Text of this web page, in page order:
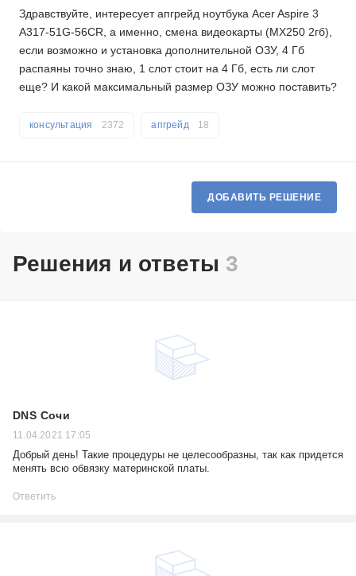
Здравствуйте, интересует апгрейд ноутбука Acer Aspire 3
A317-51G-56CR, а именно, смена видеокарты (МХ250 2гб),
если возможно и установка дополнительной ОЗУ, 4 Гб
распаяны точно знаю, 1 слот стоит на 4 Гб, есть ли слот
еще? И какой максимальный размер ОЗУ можно поставить?
апгрейд 18
консультация 2372
ДОБАВИТЬ РЕШЕНИЕ
Решения и ответы 3
DNS Сочи
11.04.2021 17:05
Добрый день! Такие процедуры не целесообразны, так как придется
менять всю обвязку материнской платы.
Ответить